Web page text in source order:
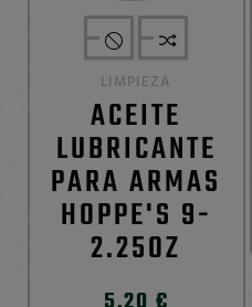
LIMPIEZA
ACEITE
LUBRICANTE
PARA ARMAS
HOPPE'S 9-
2.25OZ